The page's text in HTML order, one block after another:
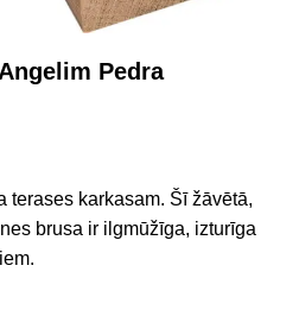
Pedra
terases karkasam. Šī žāvētā,
brusa ir ilgmūžīga, izturīga